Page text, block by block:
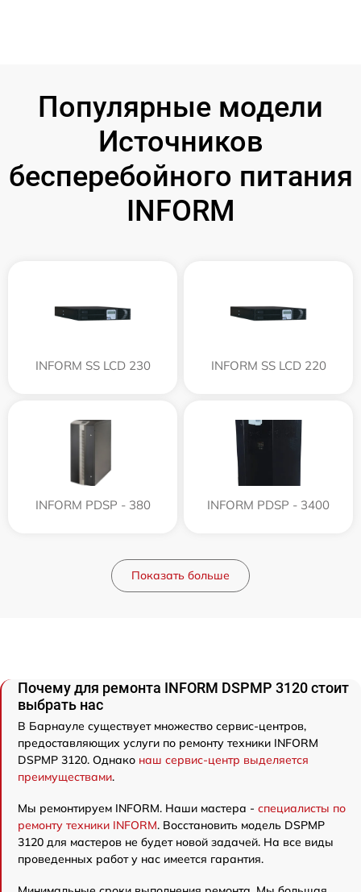
Популярные модели
Источников
бесперебойного питания
INFORM
INFORM SS LCD 230 INFORM SS LCD 220
INFORM PDSP - 380 INFORM PDSP - 3400
Показать больше
Почему для ремонта INFORM DSPMP 3120 стоит
выбрать нас
В Барнауле существует множество сервис-центров,
предоставляющих услуги по ремонту техники INFORM
DSPMP 3120. Однако наш сервис-центр выделяется
преимуществами.
Мы ремонтируем INFORM. Наши мастера - специалисты по
ремонту техники INFORM. Восстановить модель DSPMP
3120 для мастеров не будет новой задачей. На все виды
проведенных работ у нас имеется гарантия.